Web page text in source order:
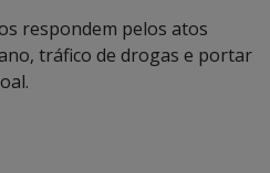
respondem pelos atos
tráfico de drogas e portar